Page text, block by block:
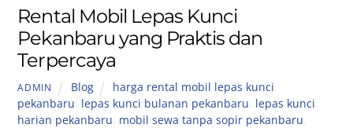
Rental Mobil Lepas Kunci
Pekanbaru yang Praktis dan
Terpercaya
ADMIN Blog
harga rental mobil lepas kunci
pekanbaru lepas kunci bulanan pekanbaru lepas kunci
harian pekanbaru mobil sewa tanpa sopir pekanbaru